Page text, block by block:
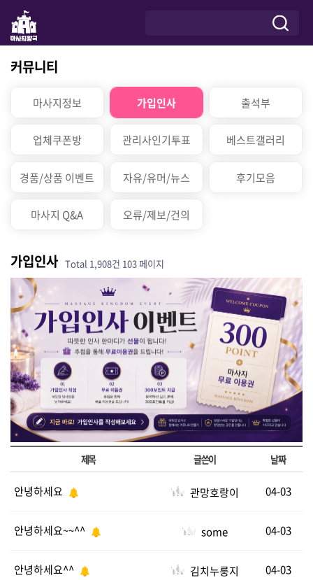
커뮤니티
마사지정보 가입인사 출석부
업체쿠폰방 관리사인기투표 베스트갤러리
경품/상품 이벤트 자유/유머/뉴스 후기모음
마사지 Q&A 오류/제보/건의
가입인사 Total 1,908건 103 페이지
제목 글쓴이 날짜
안녕하세요 관망호랑이 04-03
안녕하세요~~^^ some 04-03
안녕하세요^^ 김치누룽지 04-03